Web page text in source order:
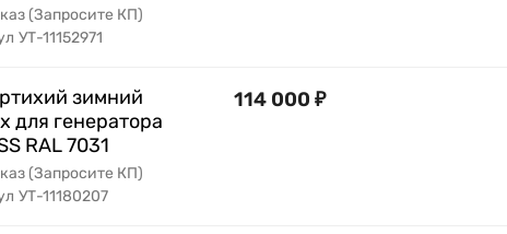
(Запросите КП)
УТ-11152971
зимний
для генератора
RAL 7031
(Запросите КП)
УТ-11180207
114 000 ₽